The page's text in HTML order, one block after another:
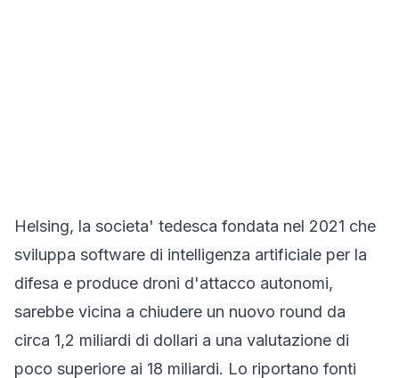
Helsing, la societa' tedesca fondata nel 2021 che
sviluppa software di intelligenza artificiale per la
difesa e produce droni d'attacco autonomi,
sarebbe vicina a chiudere un nuovo round da
circa 1,2 miliardi di dollari a una valutazione di
poco superiore ai 18 miliardi. Lo riportano fonti